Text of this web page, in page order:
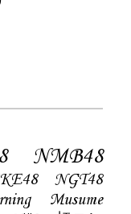
NMB48
NGT48
Musume